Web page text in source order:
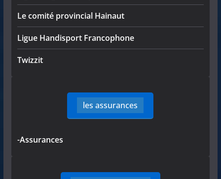
Le comité provincial Hainaut
Ligue Handisport Francophone
Twizzit
les assurances
-Assurances